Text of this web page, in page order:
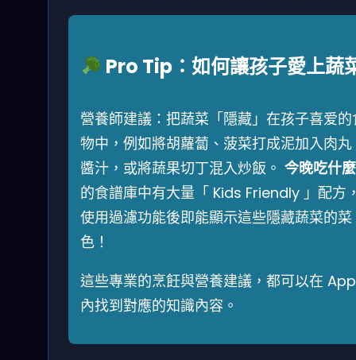
Pro Tip：如何讓孩子愛上蔬
營養師建議：把蔬菜「隱藏」在孩子喜爱的
物中，例如將胡蘿蔔、菠菜打成泥加入肉丸
醬汁，或將蔬果切丁混入炒飯。 今晚吃什麼
的食譜庫中有大量「 Kids Friendly 」配方
使用過濾功能後即能顯示這些隱藏蔬菜的菜
色！
這些專業的烹飪與營養建議，都可以在 App
內找到對應的知識內容。